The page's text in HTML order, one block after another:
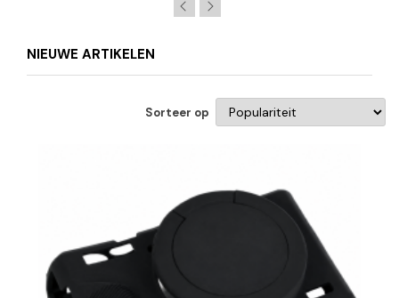
NIEUWE ARTIKELEN
Sorteer op